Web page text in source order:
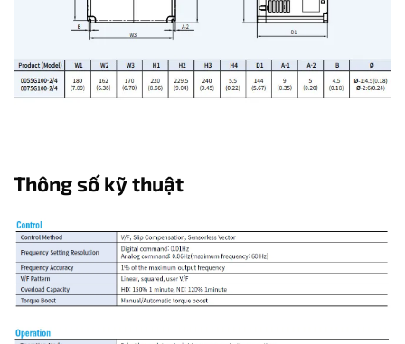
Thông số kỹ thuật